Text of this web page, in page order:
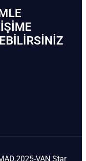
VAN Star